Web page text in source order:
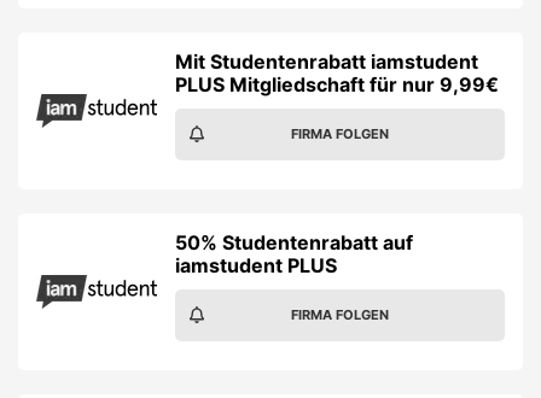
Mit Studentenrabatt iamstudent
PLUS Mitgliedschaft für nur 9,99€
FIRMA FOLGEN
50% Studentenrabatt auf
iamstudent PLUS
FIRMA FOLGEN